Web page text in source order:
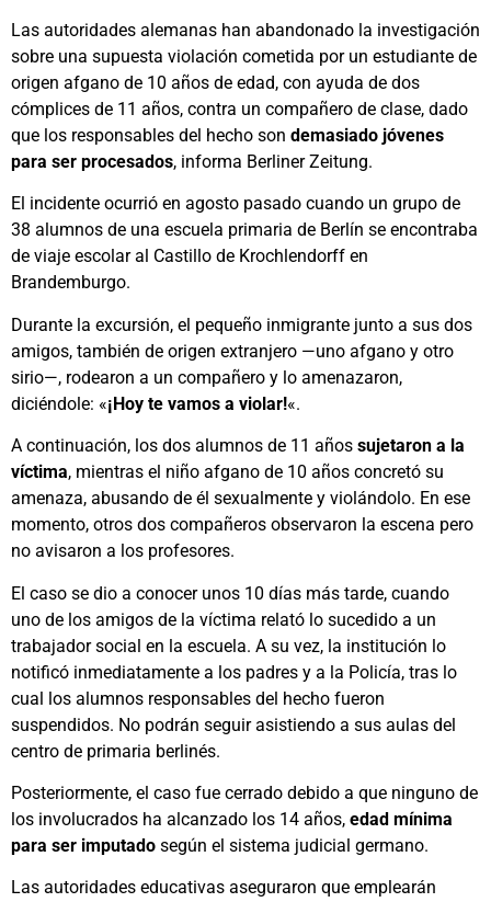
Las autoridades alemanas han abandonado la investigación
sobre una supuesta violación cometida por un estudiante de
origen afgano de 10 años de edad, con ayuda de dos
cómplices de 11 años, contra un compañero de clase, dado
que los responsables del hecho son demasiado jóvenes
para ser procesados, informa Berliner Zeitung.
El incidente ocurrió en agosto pasado cuando un grupo de
38 alumnos de una escuela primaria de Berlín se encontraba
de viaje escolar al Castillo de Krochlendorff en
Brandemburgo.
Durante la excursión, el pequeño inmigrante junto a sus dos
amigos, también de origen extranjero —uno afgano y otro
sirio—, rodearon a un compañero y lo amenazaron,
diciéndole: «¡Hoy te vamos a violar!«.
A continuación, los dos alumnos de 11 años sujetaron a la
víctima, mientras el niño afgano de 10 años concretó su
amenaza, abusando de él sexualmente y violándolo. En ese
momento, otros dos compañeros observaron la escena pero
no avisaron a los profesores.
El caso se dio a conocer unos 10 días más tarde, cuando
uno de los amigos de la víctima relató lo sucedido a un
trabajador social en la escuela. A su vez, la institución lo
notificó inmediatamente a los padres y a la Policía, tras lo
cual los alumnos responsables del hecho fueron
suspendidos. No podrán seguir asistiendo a sus aulas del
centro de primaria berlinés.
Posteriormente, el caso fue cerrado debido a que ninguno de
los involucrados ha alcanzado los 14 años, edad mínima
para ser imputado según el sistema judicial germano.
Las autoridades educativas aseguraron que emplearán